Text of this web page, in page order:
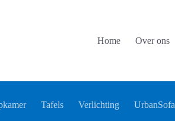
Home Over ons
Tafels Verlichting UrbanSofa